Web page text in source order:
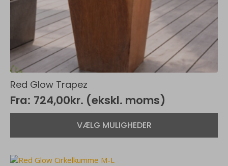
Red Glow Trapez
Fra: 724,00kr. (ekskl. moms)
VÆLG MULIGHEDER
har
varianter.